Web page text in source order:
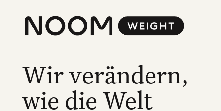
Wir verändern,
wie die Welt